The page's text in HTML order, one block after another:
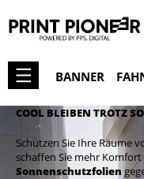
BANNER
COOL BLEIBEN TROTZ
Schützen Sie Ihre Räume
schaffen Sie mehr
Sonnenschutzfolien